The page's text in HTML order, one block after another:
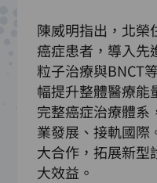
陳威明指出，北榮
癌症患者，導入先
粒子治療與BNCT
幅提升整體醫療能
完整癌症治療體系
業發展、接軌國際
大合作，拓展新型
大效益。